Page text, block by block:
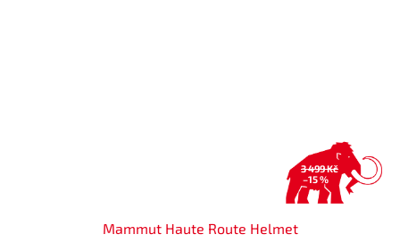
3 499 Kč
–15 %
Mammut Haute Route Helmet